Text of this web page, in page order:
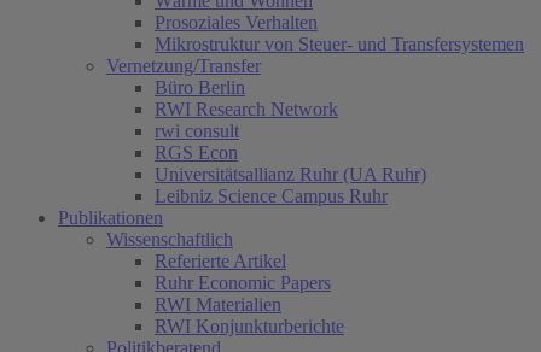
Prosoziales Verhalten
Mikrostruktur von Steuer- und Transfersystemen
Vernetzung/Transfer
Büro Berlin
RWI Research Network
rwi consult
RGS Econ
Universitätsallianz Ruhr (UA Ruhr)
Leibniz Science Campus Ruhr
Publikationen
Wissenschaftlich
Referierte Artikel
Ruhr Economic Papers
RWI Materialien
RWI Konjunkturberichte
Politikberatend